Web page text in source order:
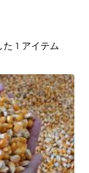
1 アイテム